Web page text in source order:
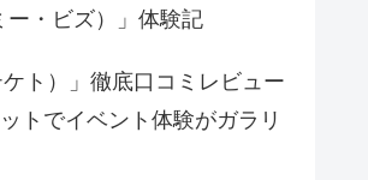
ー・ビズ）」体験記
ケト）」徹底口コミレビュー
ットでイベント体験がガラリ